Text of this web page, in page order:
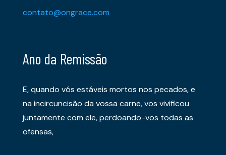
contato@ongrace.com
Ano da Remissão
E, quando vós estáveis mortos nos pecados, e
na incircuncisão da vossa carne, vos vivificou
juntamente com ele, perdoando-vos todas as
ofensas,